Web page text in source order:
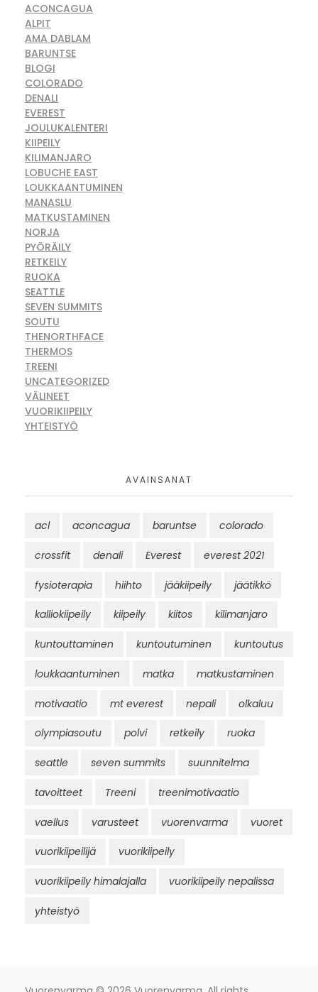
ACONCAGUA
ALPIT
AMA DABLAM
BARUNTSE
BLOGI
COLORADO
DENALI
EVEREST
JOULUKALENTERI
KIIPEILY
KILIMANJARO
LOBUCHE EAST
LOUKKAANTUMINEN
MANASLU
MATKUSTAMINEN
NORJA
PYÖRÄILY
RETKEILY
RUOKA
SEATTLE
SEVEN SUMMITS
SOUTU
THENORTHFACE
THERMOS
TREENI
UNCATEGORIZED
VÄLINEET
VUORIKIIPEILY
YHTEISTYÖ
AVAINSANAT
acl aconcagua baruntse colorado
crossfit denali Everest everest 2021
fysioterapia hiihto jääkiipeily jäätikkö
kalliokiipeily kiipeily kiitos kilimanjaro
kuntouttaminen kuntoutuminen kuntoutus
loukkaantuminen matka matkustaminen
motivaatio mt everest nepali olkaluu
olympiasoutu polvi retkeily ruoka
seattle seven summits suunnitelma
tavoitteet Treeni treenimotivaatio
vaellus varusteet vuorenvarma vuoret
vuorikiipeilijä vuorikiipeily
vuorikiipeily himalajalla vuorikiipeily nepalissa
yhteistyö